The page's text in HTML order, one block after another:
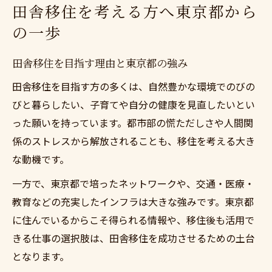
自然と都市が両立する移住先の魅力を解説
自然と都市機能が共存する田舎移住の価値
田舎移住で叶う快適な暮らしのポイント
都市的便利さがある田舎移住先の特徴とは
田舎移住を選ぶ際の環境と利便性の両立術
田舎移住で実感する自然と都市の心地よさ
都心アクセスと田舎暮らしの現実的な両立術
田舎移住で叶える都心アクセスの工夫方法
田舎移住と通勤を両立する生活スタイル
働きながら田舎移住を実現するコツとは
田舎移住後も快適に通勤できる秘訣を紹介
田舎移住と都心通勤のバランスを取る方法
田舎移住を考える方へ東京都から
の一歩
田舎移住を目指す理由と東京都の強み
田舎移住を目指す方の多くは、自然豊かな環境でのびの
びと暮らしたい、子育てや自分の健康を見直したいとい
った願いを持っています。都市部の慌ただしさや人間関
係のストレスから解放されることも、移住を考える大き
な動機です。
一方で、東京都で培ったネットワークや、交通・医療・
教育などの充実したインフラは大きな強みです。東京都
に住んでいるからこそ得られる情報や、移住後も活用で
きる仕事の選択肢は、田舎移住を成功させるための土台
となります。